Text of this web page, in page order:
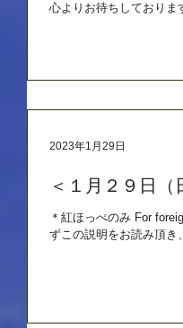
心よりお待ちしておりま
＜１月２９日
＊紅ほっぺのみ For
ずこの説明をお読み頂き
2023年1月29日